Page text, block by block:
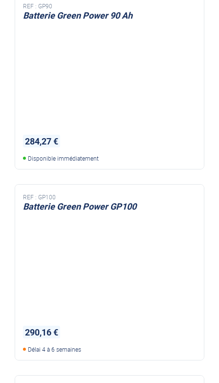
REF : GP90
Batterie Green Power 90 Ah
284,27 €
Disponible immédiatement
REF : GP100
Batterie Green Power GP100
290,16 €
Délai 4 à 6 semaines